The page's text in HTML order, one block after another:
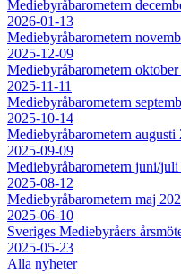
Mediebyråbarometern
2026-01-13
Mediebyråbarometern
2025-12-09
Mediebyråbarometern
2025-11-11
Mediebyråbarometern
2025-10-14
Mediebyråbarometern augusti
2025-09-09
Mediebyråbarometern juni/juli
2025-08-12
Mediebyråbarometern maj
2025-06-10
Sveriges Mediebyråers
2025-05-23
Alla nyheter